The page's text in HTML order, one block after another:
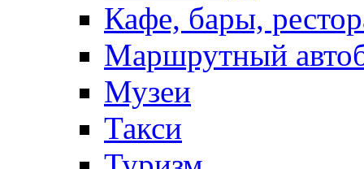
Кафе, бары,
Маршрутный
Музеи
Такси